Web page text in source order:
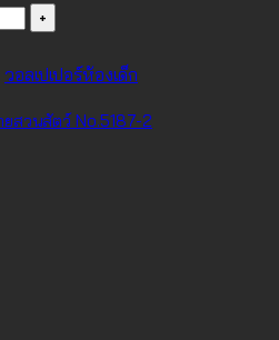
วอลเปเปอร์ห้องเด็ก